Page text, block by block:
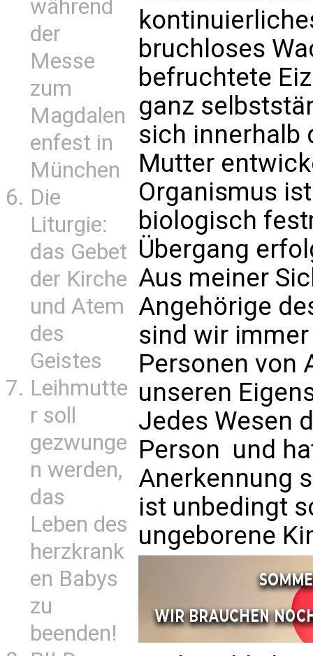
während
der
Messe
zum
Magdalen
enfest in
München
Die
Liturgie:
das Gebet
der Kirche
und Atem
des
Geistes
Leihmutte
r soll
gezwunge
n werden,
das
Leben des
herzkrank
en Babys
zu
beenden!
bruchloses
befruchtete
ganz
sich innerhalb
Mutter
Organismus
biologisch
Übergang
Aus meiner
Angehörige
sind wir
Personen von
unseren
Jedes Wesen
Person  und
Anerkennung
ist unbedingt
ungeborene